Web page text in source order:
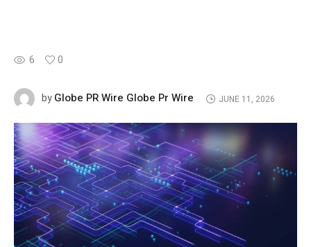
6 0
byGlobe PR Wire Globe Pr Wire JUNE 11, 2026